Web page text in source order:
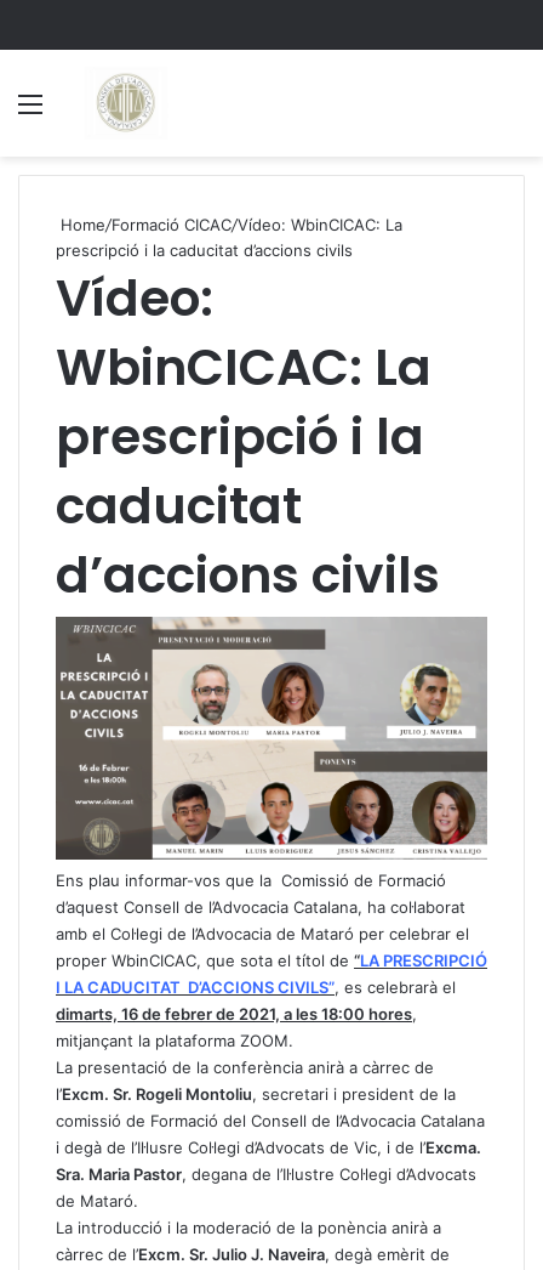
Home/Formació CICAC/Vídeo: WbinCICAC: La
prescripció i la caducitat d’accions civils
Vídeo:
WbinCICAC: La
prescripció i la
caducitat
d’accions civils
Ens plau informar-vos que la Comissió de Formació
d’aquest Consell de l’Advocacia Catalana, ha col·laborat
amb el Col·legi de l’Advocacia de Mataró per celebrar el
proper WbinCICAC, que sota el títol de “LA PRESCRIPCIÓ
I LA CADUCITAT D’ACCIONS CIVILS”, es celebrarà el
dimarts, 16 de febrer de 2021, a les 18:00 hores,
mitjançant la plataforma ZOOM.
La presentació de la conferència anirà a càrrec de
l’Excm. Sr. Rogeli Montoliu, secretari i president de la
comissió de Formació del Consell de l’Advocacia Catalana
i degà de l’Il·lusre Col·legi d’Advocats de Vic, i de l’Excma.
Sra. Maria Pastor, degana de l’Il·lustre Col·legi d’Advocats
de Mataró.
La introducció i la moderació de la ponència anirà a
càrrec de l’Excm. Sr. Julio J. Naveira, degà emèrit de